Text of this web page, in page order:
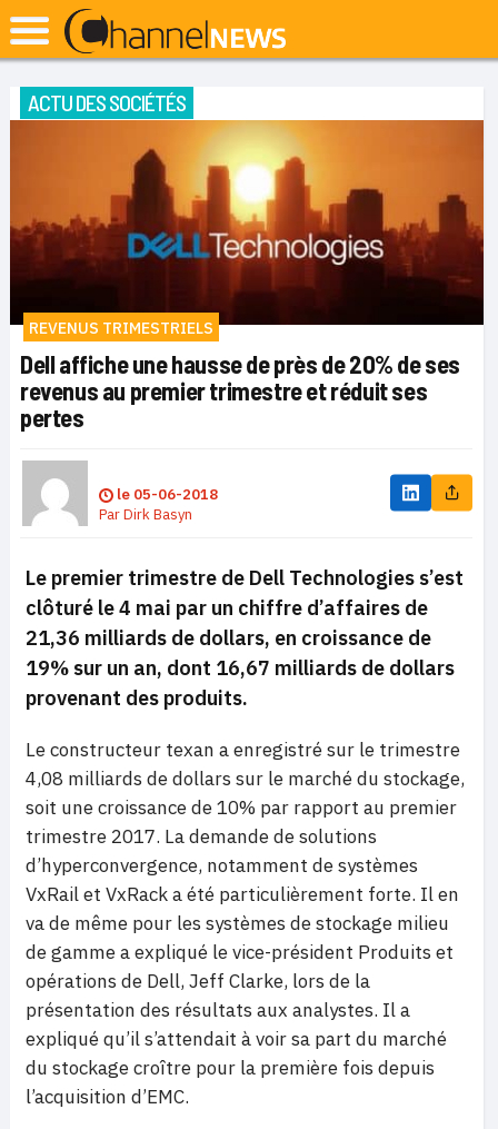
ACTU DES SOCIÉTÉS
REVENUS TRIMESTRIELS
Dell affiche une hausse de près de 20% de ses
revenus au premier trimestre et réduit ses
pertes
le 05-06-2018
ParDirk Basyn
Le premier trimestre de Dell Technologies s’est
clôturé le 4 mai par un chiffre d’affaires de
21,36 milliards de dollars, en croissance de
19% sur un an, dont 16,67 milliards de dollars
provenant des produits.
Le constructeur texan a enregistré sur le trimestre
4,08 milliards de dollars sur le marché du stockage,
soit une croissance de 10% par rapport au premier
trimestre 2017. La demande de solutions
d’hyperconvergence, notamment de systèmes
VxRail et VxRack a été particulièrement forte. Il en
va de même pour les systèmes de stockage milieu
de gamme a expliqué le vice-président Produits et
opérations de Dell, Jeff Clarke, lors de la
présentation des résultats aux analystes. Il a
expliqué qu’il s’attendait à voir sa part du marché
du stockage croître pour la première fois depuis
l’acquisition d’EMC.